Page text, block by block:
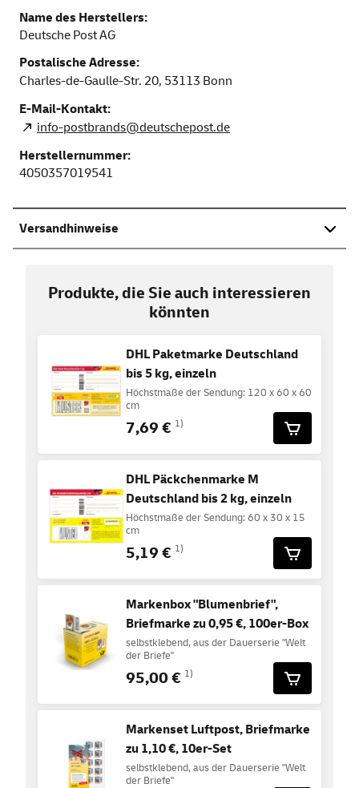
Name des Herstellers:
Deutsche Post AG
Postalische Adresse:
Charles-de-Gaulle-Str. 20, 53113 Bonn
E-Mail-Kontakt:
info-postbrands@deutschepost.de
Herstellernummer:
4050357019541
Versandhinweise
Produkte, die Sie auch interessieren
könnten
DHL Paketmarke Deutschland
bis 5 kg, einzeln
Höchstmaße der Sendung: 120 x 60 x 60
cm
7,69 € 1)
DHL Päckchenmarke M
Deutschland bis 2 kg, einzeln
Höchstmaße der Sendung: 60 x 30 x 15
cm
5,19 € 1)
Markenbox "Blumenbrief",
Briefmarke zu 0,95 €, 100er-Box
selbstklebend, aus der Dauerserie "Welt
der Briefe"
95,00 € 1)
Markenset Luftpost, Briefmarke
zu 1,10 €, 10er-Set
selbstklebend, aus der Dauerserie "Welt
der Briefe"